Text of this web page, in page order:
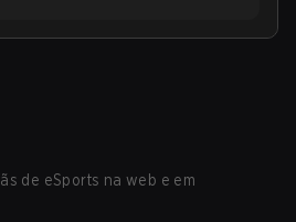
de eSports na web e em